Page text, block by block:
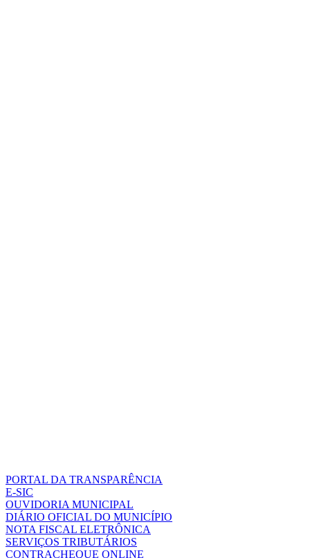
PORTAL DA TRANSPARÊNCIA
E-SIC
OUVIDORIA MUNICIPAL
DIÁRIO OFICIAL DO MUNICÍPIO
NOTA FISCAL ELETRÔNICA
SERVIÇOS TRIBUTÁRIOS
CONTRACHEQUE ONLINE